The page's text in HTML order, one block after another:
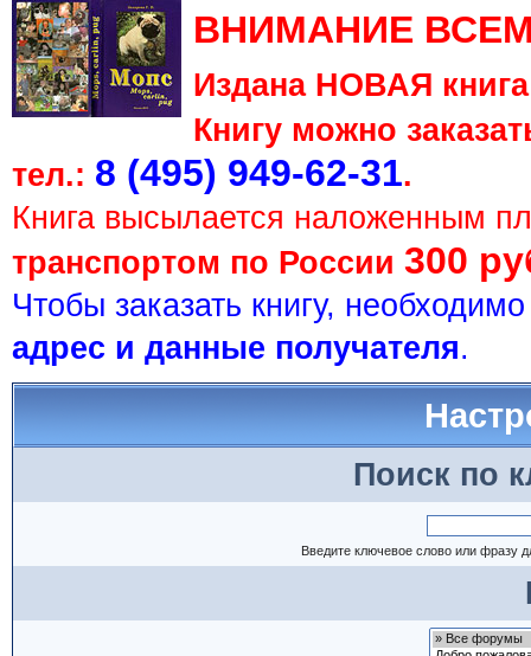
ВНИМАНИЕ
Издана НОВАЯ
Книгу можно
тел.: 8 (495) 949-62-31.
Книга высылается наложенным
транспортом по России 300
Чтобы заказать книгу,
адрес и данные получателя.
Поиск по
Введите ключевое слово или фразу